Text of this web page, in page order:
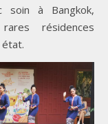
soin à Bangkok,
résidences